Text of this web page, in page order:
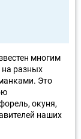
многим
разных
Это
окуня,
наших